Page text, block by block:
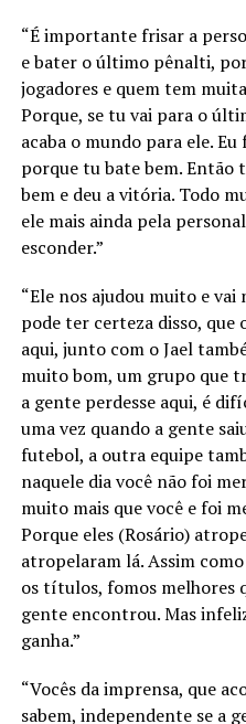
“É importante frisar a
e bater o último pênalti,
jogadores e quem tem
Porque, se tu vai para o
acaba o mundo para ele.
porque tu bate bem. Então
bem e deu a vitória. Todo
ele mais ainda pela
esconder.”
“Ele nos ajudou muito e
pode ter certeza disso,
aqui, junto com o Jael
muito bom, um grupo que
a gente perdesse aqui, é
uma vez quando a gente
futebol, a outra equipe
naquele dia você não foi
muito mais que você e foi
Porque eles (Rosário)
atropelaram lá. Assim
os títulos, fomos melhores
gente encontrou. Mas
ganha.”
“Vocês da imprensa, que
sabem, independente se a